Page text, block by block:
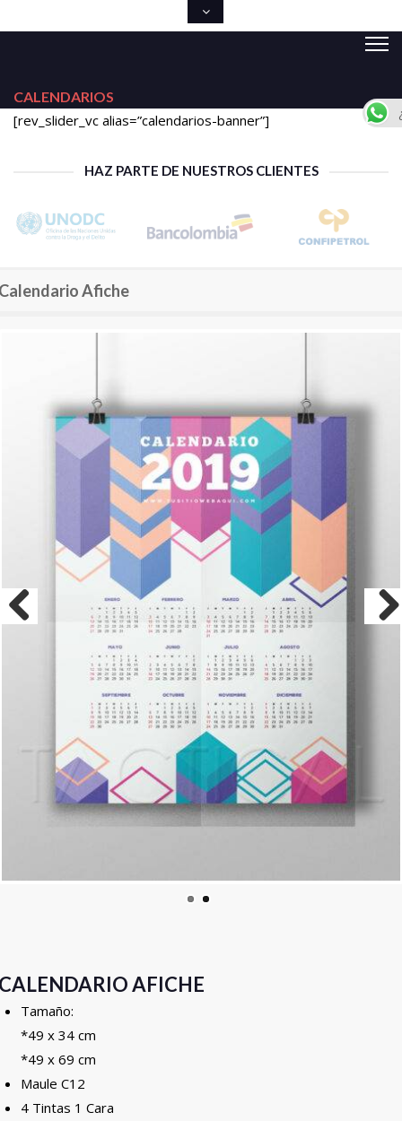
CALENDARIOS
[rev_slider_vc alias=”calendarios-banner”]
HAZ PARTE DE NUESTROS CLIENTES
Afiche
AFICHE
Tamaño:
*49 x 34 cm
*49 x 69 cm
Maule C12
4 Tintas 1 Cara